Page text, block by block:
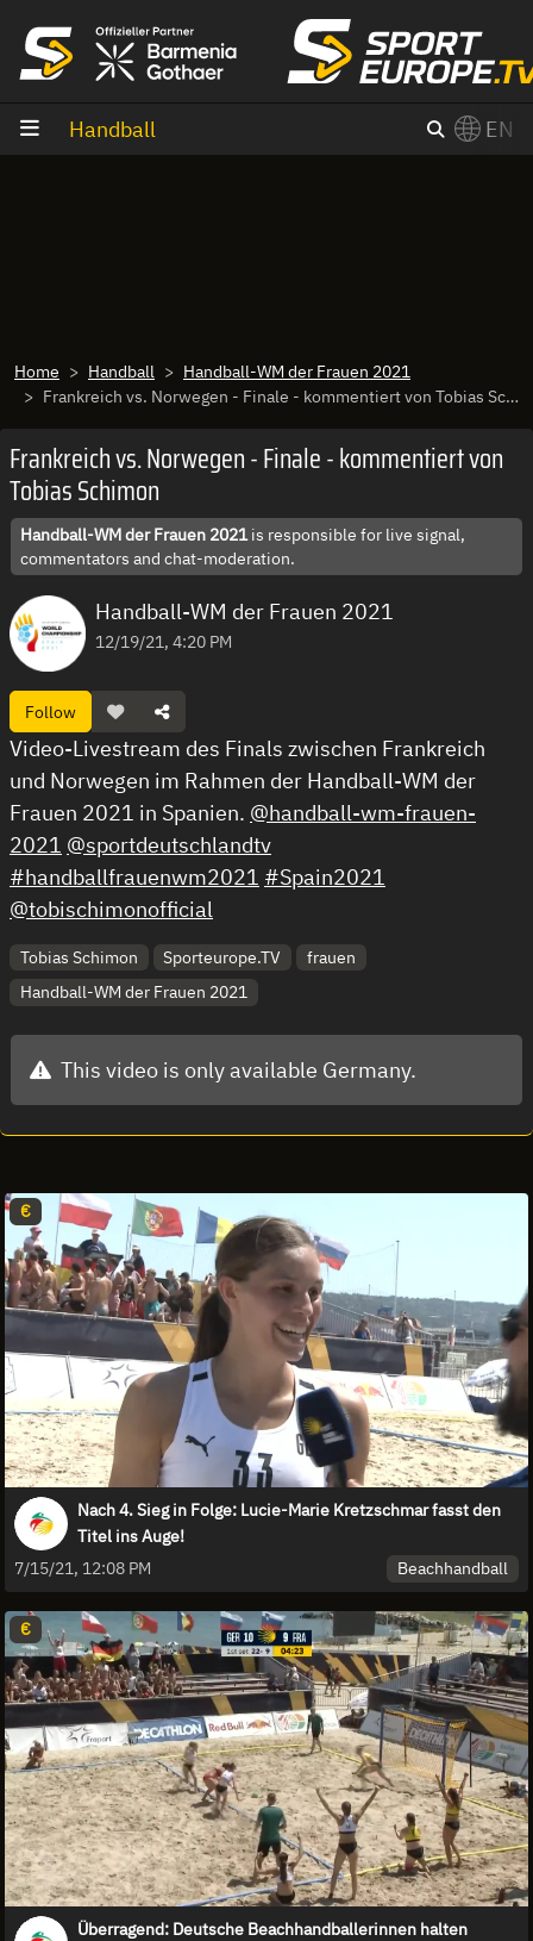
Handball EN
Home Handball
Handball-WM der Frauen 2021
Frankreich vs. Norwegen - Finale - kommentiert von Tobias Schimon
Frankreich vs. Norwegen - Finale - kommentiert von
Tobias Schimon
Handball-WM der Frauen 2021is responsible for live signal,
commentators and chat-moderation.
Handball-WM der Frauen 2021
12/19/21, 4:20 PM
Follow
Video-Livestream des Finals zwischen Frankreich
und Norwegen im Rahmen der Handball-WM der
Frauen 2021 in Spanien. @handball-wm-frauen-
2021 @sportdeutschlandtv
#handballfrauenwm2021 #Spain2021
@tobischimonofficial
Tobias Schimon Sporteurope.TV
frauen
Handball-WM der Frauen 2021
This video is only available Germany.
€
Nach 4. Sieg in Folge: Lucie-Marie Kretzschmar fasst den
Titel ins Auge!
7/15/21, 12:08 PM
Beachhandball
€
Überragend: Deutsche Beachhandballerinnen halten